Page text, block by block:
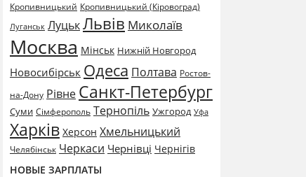
Кропивницький Кропивницький (Кіровоград)
Луганськ ЛуцькЛьвів Миколаїв
Москва Мінськ Нижній Новгород
Новосибірськ Одеса Полтава Ростов-
на-Дону Рівне Санкт-Петербург
Суми Сімферополь Тернопіль Ужгород Уфа
Харків Херсон Хмельницький
Челябінськ Черкаси Чернівці Чернігів
НОВЫЕ ЗАРПЛАТЫ